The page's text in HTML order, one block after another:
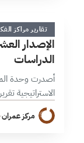
ا2 دقائق
تقارير مراكز
الإصدار
الدراسات
أصدرت وحدة
الاستراتيجية
مخرجات مراكز
مركز عمران·